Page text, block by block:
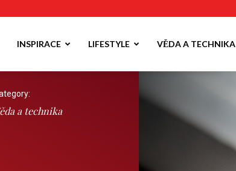
INSPIRACE LIFESTYLE VĚDA A TECHNIKA
a technika